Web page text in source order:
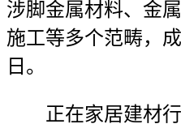
涉脚金属材料、金
施工等多个范畴，
日。
正在家居建材行